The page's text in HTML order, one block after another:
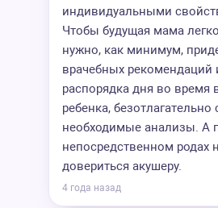
индивидуальными
Чтобы будущая мама
нужно, как минимум,
врачебных рекомендаций
распорядка дня во
ребенка, безотлагательно
необходимые анализы. А
непосредственном родах
довериться акушеру.
4 года назад